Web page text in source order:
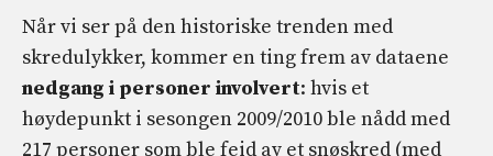
Når vi ser på den historiske trenden med
skredulykker, kommer en ting frem av dataene
nedgang i personer involvert: hvis et
høydepunkt i sesongen 2009/2010 ble nådd med
217 personer som ble feid av et snøskred (med